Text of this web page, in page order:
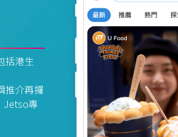
括港生
推介再攞
Jetso專